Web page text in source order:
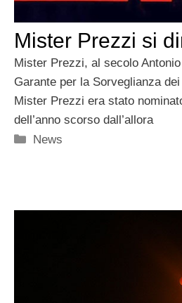
Mister Prezzi si
Mister Prezzi, al secolo
Garante per la Sorveglianza
Mister Prezzi era stato
dell’anno scorso dall’allora
Categorie
News